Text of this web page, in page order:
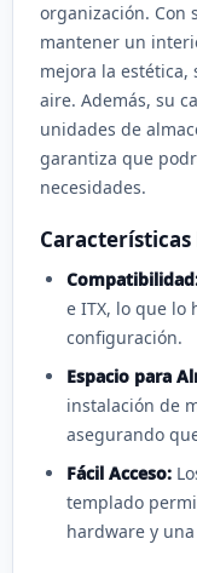
organización. Con
mantener un
mejora la
aire. Además, su
unidades de
garantiza que
necesidades.
Características
e ITX, lo que lo
configuración.
Espacio para
instalación de
asegurando
Fácil Acceso:
templado
hardware y